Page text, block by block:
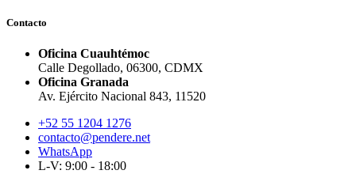
Contacto
Oficina Cuauhtémoc
Calle Degollado, 06300, CDMX
Oficina Granada
Av. Ejército Nacional 843, 11520
+52 55 1204 1276
contacto@pendere.net
WhatsApp
L-V: 9:00 - 18:00